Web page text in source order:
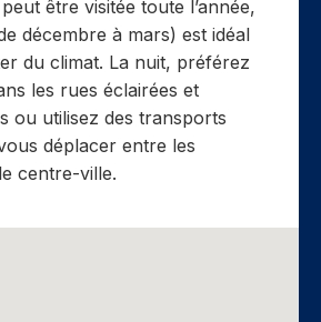
être visitée toute l’année,
décembre à mars) est idéal
du climat. La nuit, préférez
les rues éclairées et
ou utilisez des transports
déplacer entre les
centre-ville.